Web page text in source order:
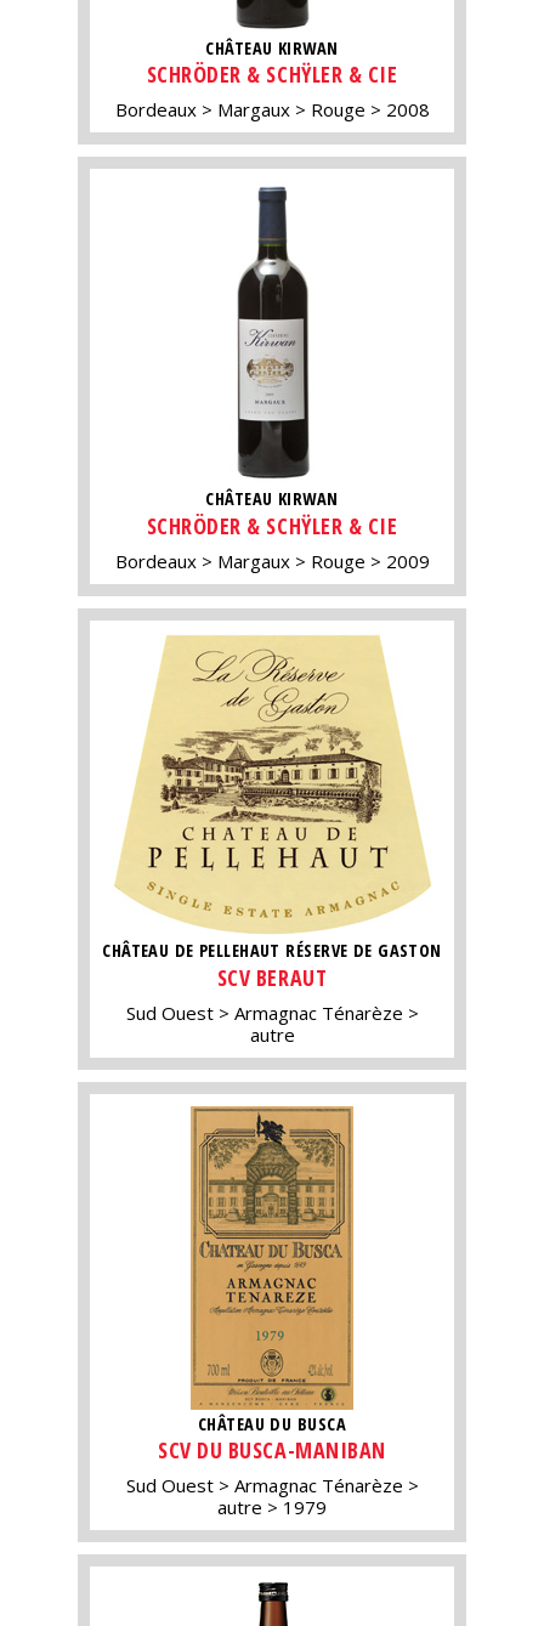
CHÂTEAU KIRWAN
SCHRÖDER & SCHŸLER & CIE
Bordeaux Margaux Rouge 2008
CHÂTEAU KIRWAN
SCHRÖDER & SCHŸLER & CIE
Bordeaux Margaux Rouge 2009
CHÂTEAU DE PELLEHAUT RÉSERVE DE GASTON
SCV BERAUT
Sud Ouest
Armagnac Ténarèze
autre
CHÂTEAU DU BUSCA
SCV DU BUSCA-MANIBAN
Sud Ouest
Armagnac Ténarèze
autre
1979